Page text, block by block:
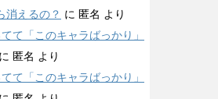
消えるの？ に 匿名 より
て「このキャラばっかり」
に 匿名 より
て「このキャラばっかり」